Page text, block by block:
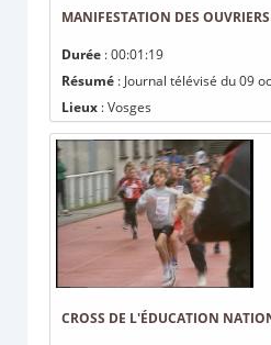
MANIFESTATION DES
Durée : 00:01:19
Résumé : Journal télévisé du 09
Lieux : Vosges
CROSS DE L'ÉDUCATION